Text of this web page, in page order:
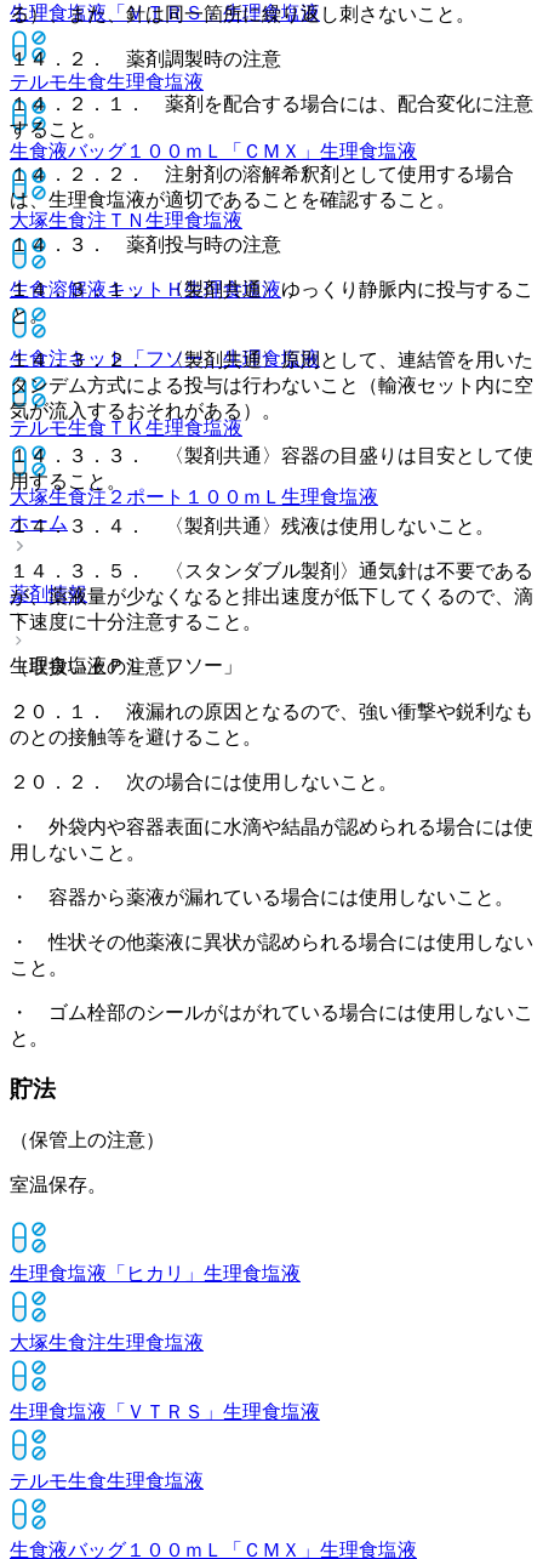
生理食塩液「ＶＴＲＳ」生理食塩液
テルモ生食生理食塩液
生食液バッグ１００ｍＬ「ＣＭＸ」 生理食塩液
大塚生食注ＴＮ 生理食塩液
生食溶解液キットＨ生理食塩液
生食注キット「フソー」生理食塩液
テルモ生食ＴＫ 生理食塩液
大塚生食注２ポート１００ｍＬ 生理食塩液
ホーム
薬剤情報
生理食塩液ＰＬ「フソー」
る）、また、針は同一箇所に繰り返し刺さないこと。
１４．２． 薬剤調製時の注意
１４．２．１． 薬剤を配合する場合には、配合変化に注意
すること。
１４．２．２． 注射剤の溶解希釈剤として使用する場合
は、生理食塩液が適切であることを確認すること。
１４．３． 薬剤投与時の注意
１４．３．１． 〈製剤共通〉ゆっくり静脈内に投与するこ
と。
１４．３．２． 〈製剤共通〉原則として、連結管を用いた
タンデム方式による投与は行わないこと（輸液セット内に空
気が流入するおそれがある）。
１４．３．３． 〈製剤共通〉容器の目盛りは目安として使
用すること。
１４．３．４． 〈製剤共通〉残液は使用しないこと。
１４．３．５． 〈スタンダブル製剤〉通気針は不要である
が、薬液量が少なくなると排出速度が低下してくるので、滴
下速度に十分注意すること。
（取扱い上の注意）
２０．１． 液漏れの原因となるので、強い衝撃や鋭利なも
のとの接触等を避けること。
２０．２． 次の場合には使用しないこと。
・ 外袋内や容器表面に水滴や結晶が認められる場合には使
用しないこと。
・ 容器から薬液が漏れている場合には使用しないこと。
・ 性状その他薬液に異状が認められる場合には使用しない
こと。
・ ゴム栓部のシールがはがれている場合には使用しないこ
と。
貯法
（保管上の注意）
室温保存。
生理食塩液「ヒカリ」 生理食塩液
大塚生食注生理食塩液
生理食塩液「ＶＴＲＳ」 生理食塩液
テルモ生食生理食塩液
生食液バッグ１００ｍＬ「ＣＭＸ」 生理食塩液